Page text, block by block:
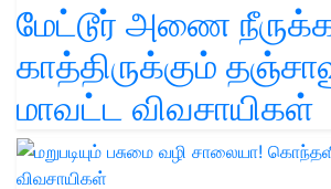
மேட்டூர் அணை
காத்திருக்கும்
மாவட்ட விவசாயிகள்